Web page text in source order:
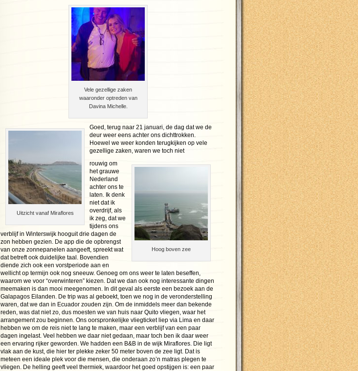
Vele gezellige zaken
waaronder optreden van
Davina Michelle.
Uitzicht vanaf Miraflores
Goed, terug naar 21 januari, de dag dat we de
deur weer eens achter ons dichttrokken.
Hoewel we weer konden terugkijken op vele
gezellige zaken, waren we toch niet
Hoog boven zee
rouwig om
het grauwe
Nederland
achter ons te
laten. Ik denk
niet dat ik
overdrijf, als
ik zeg, dat we
tijdens ons
verblijf in Winterswijk hooguit drie dagen de
zon hebben gezien. De app die de opbrengst
van onze zonnepanelen aangeeft, spreekt wat
dat betreft ook duidelijke taal. Bovendien
diende zich ook een vorstperiode aan en
wellicht op termijn ook nog sneeuw. Genoeg om ons weer te laten beseffen,
waarom we voor “overwinteren” kiezen. Dat we dan ook nog interessante dingen
meemaken is dan mooi meegenomen. In dit geval als eerste een bezoek aan de
Galapagos Eilanden. De trip was al geboekt, toen we nog in de veronderstelling
waren, dat we dan in Ecuador zouden zijn. Om de inmiddels meer dan bekende
reden, was dat niet zo, dus moesten we van huis naar Quito vliegen, waar het
arrangement zou beginnen. Ons oorspronkelijke vliegticket liep via Lima en daar
hebben we om de reis niet te lang te maken, maar een verblijf van een paar
dagen ingelast. Veel hebben we daar niet gedaan, maar toch ben ik daar weer
een ervaring rijker geworden. We hadden een B&B in de wijk Miraflores. Die ligt
vlak aan de kust, die hier ter plekke zeker 50 meter boven de zee ligt. Dat is
meteen een ideale plek voor die mensen, die onderaan zo’n matras plegen te
vliegen. De helling geeft veel thermiek, waardoor het goed opstijgen is: een paar